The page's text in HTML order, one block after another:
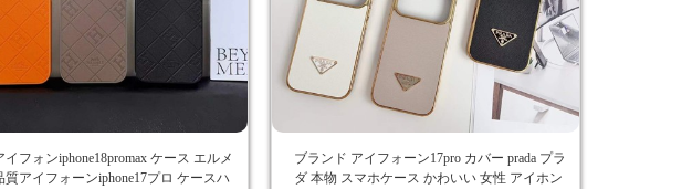
イフォンiphone18promax ケース エルメ
質アイフォーンiphone17プロ ケースハ
ブランド アイフォーン17pro カバー prada プラ
ダ 本物 スマホケース かわいい 女性 アイホン